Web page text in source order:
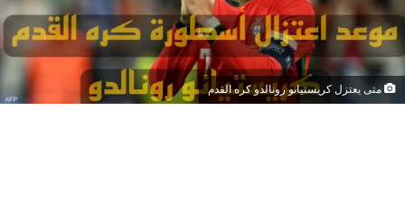
متى يعتزل كريستيانو رونالدو كره القدم